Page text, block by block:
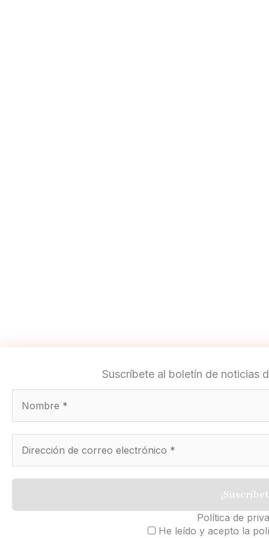
Suscríbete al boletín de noticias
Política de
He leído y acepto la